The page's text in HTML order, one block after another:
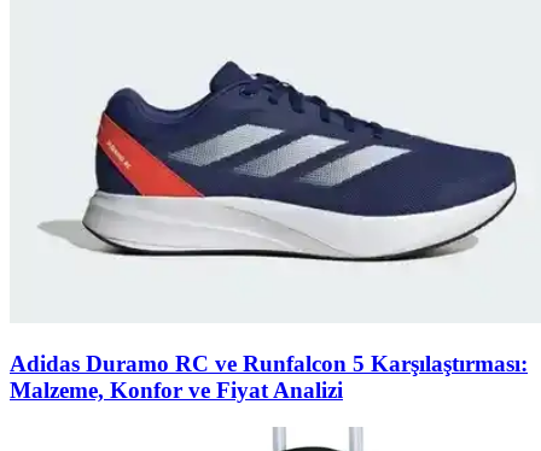
Adidas Duramo RC ve Runfalcon 5 Karşılaştırması:
Malzeme, Konfor ve Fiyat Analizi